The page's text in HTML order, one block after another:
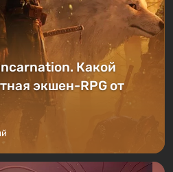
Какой
экшен-RPG от